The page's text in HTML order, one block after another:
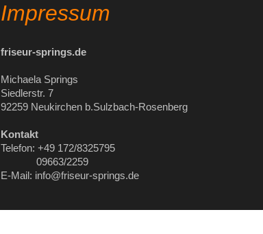
Impressum
friseur-springs.de
Michaela Springs
Siedlerstr. 7
92259 Neukirchen b.Sulzbach-Rosenberg
Kontakt
Telefon: +49 172/8325795
09663/2259
E-Mail: info@friseur-springs.de